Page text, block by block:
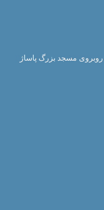
روبروی مسجد بزرگ پاساژ